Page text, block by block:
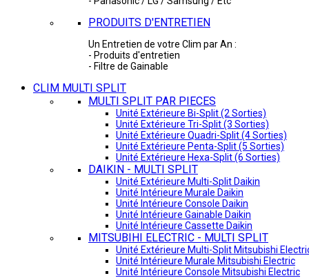
PRODUITS D'ENTRETIEN
Un Entretien de votre Clim par An :
- Produits d'entretien
- Filtre de Gainable
CLIM MULTI SPLIT
MULTI SPLIT PAR PIECES
Unité Extérieure Bi-Split (2 Sorties)
Unité Extérieure Tri-Split (3 Sorties)
Unité Extérieure Quadri-Split (4 Sorties)
Unité Extérieure Penta-Split (5 Sorties)
Unité Extérieure Hexa-Split (6 Sorties)
DAIKIN - MULTI SPLIT
Unité Extérieure Multi-Split Daikin
Unité Intérieure Murale Daikin
Unité Intérieure Console Daikin
Unité Intérieure Gainable Daikin
Unité Intérieure Cassette Daikin
MITSUBIHI ELECTRIC - MULTI SPLIT
Unité Extérieure Multi-Split Mitsubishi
Unité Intérieure Murale Mitsubishi Electric
Unité Intérieure Console Mitsubishi Electric